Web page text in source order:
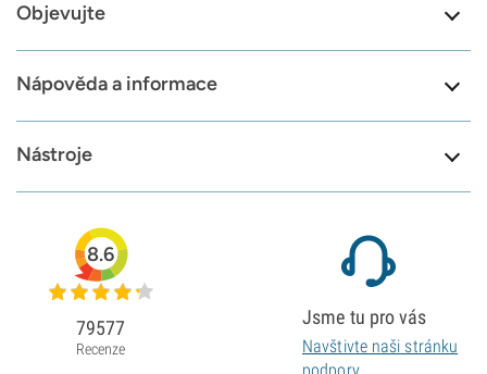
Objevujte
Nápověda a informace
Nástroje
8.6
79577
Recenze
Jsme tu pro vás
Navštivte naši stránku